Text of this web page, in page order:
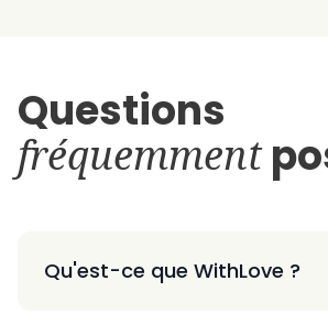
Questions
fréquemment
Qu'est-ce que WithLove ?